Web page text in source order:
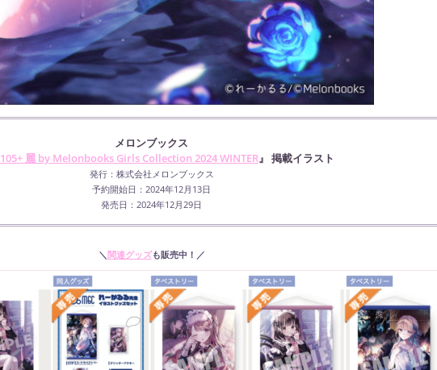
メロンブックス
105+ 麗 by Melonbooks Girls Collection 2024 WINTER』 掲載イラスト
発行：株式会社メロンブックス
予約開始日：2024年12月13日
発売日：2024年12月29日
＼関連グッズも販売中！／